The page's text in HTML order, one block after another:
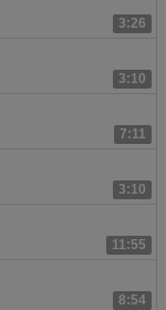
3:26
3:10
7:11
3:10
11:55
8:54